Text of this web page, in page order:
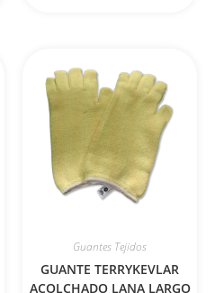
Guantes Tejidos
GUANTE TERRYKEVLAR
ACOLCHADO LANA LARGO